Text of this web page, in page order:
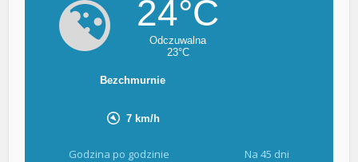
Godzina po godzinie Na 45 dni